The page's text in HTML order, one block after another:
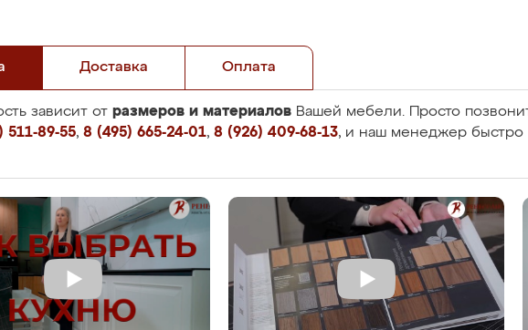
Доставка Оплата
зависит от размеров и материалов Вашей мебели. Просто
511-89-55, 8 (495) 665-24-01, 8 (926) 409-68-13, и наш менеджер быстро